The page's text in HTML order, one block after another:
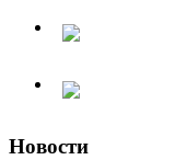
Новости